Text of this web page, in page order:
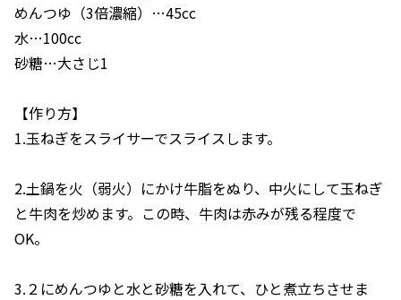
めんつゆ（3倍濃縮）…45cc
水…100cc
砂糖…大さじ1
【作り方】
1.玉ねぎをスライサーでスライスします。
2.土鍋を火（弱火）にかけ牛脂をぬり、中火にして玉ねぎ
と牛肉を炒めます。この時、牛肉は赤みが残る程度で
OK。
3.２にめんつゆと水と砂糖を入れて、ひと煮立ちさせま